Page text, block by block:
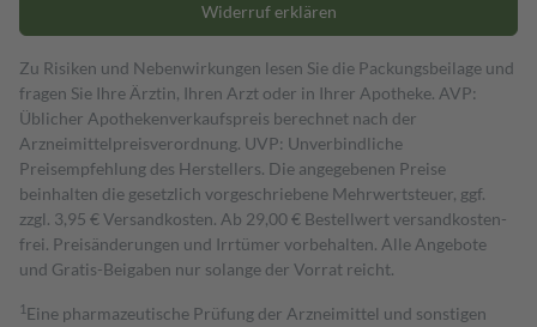
Widerruf erklären
Zu Risiken und Nebenwirkungen lesen Sie die Packungsbeilage und
fragen Sie Ihre Ärztin, Ihren Arzt oder in Ihrer Apotheke. AVP:
Üblicher Apothekenverkaufspreis berechnet nach der
Arzneimittelpreisverordnung. UVP: Unverbindliche
Preisempfehlung des Herstellers. Die angegebenen Preise
beinhalten die gesetzlich vorgeschriebene Mehrwertsteuer, ggf.
zzgl. 3,95 € Versandkosten. Ab 29,00 € Bestell­wert versand­kosten­
frei. Preisänderungen und Irrtümer vorbehalten. Alle Angebote
und Gratis-Beigaben nur solange der Vorrat reicht.
1 Eine pharmazeutische Prüfung der Arzneimittel und sonstigen